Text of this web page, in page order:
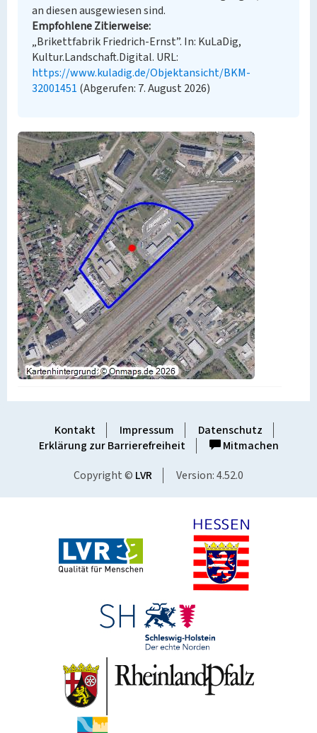
an diesen ausgewiesen sind.
Empfohlene Zitierweise
„Brikettfabrik Friedrich-Ernst”. In: KuLaDig,
Kultur.Landschaft.Digital. URL:
https://www.kuladig.de/Objektansicht/BKM-
32001451 (Abgerufen: 7. August 2026)
Kontakt Impressum
Datenschutz
Erklärung zur Barrierefreiheit
Mitmachen
Copyright © LVR Version: 4.52.0